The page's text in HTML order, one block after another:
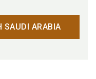
ARABIA